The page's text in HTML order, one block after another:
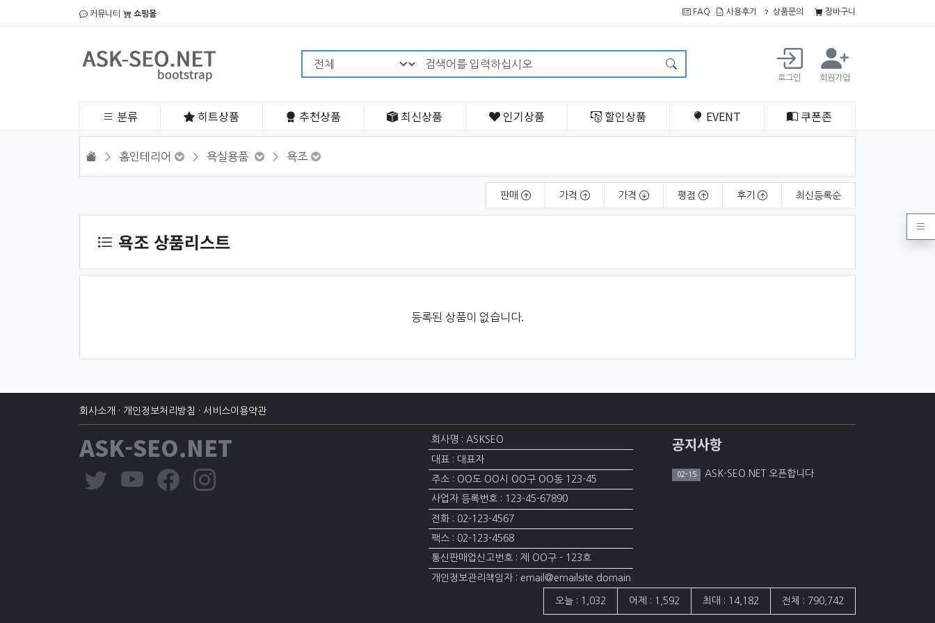
커뮤니티 쇼핑몰 FAQ 사용후기 상품문의 장바구니
검색어 필수
로그인 회원가입
분류 히트상품 추천상품 최신상품 인기상품 할인상품 EVENT 쿠폰존
HOME 홈인테리어 욕실용품 욕조
판매 가격 가격 평점 후기 최신등록순
욕조 상품리스트
등록된 상품이 없습니다.
회사소개 · 개인정보처리방침 · 서비스이용약관
ASK-SEO.NET 회사명 : ASKSEO
대표 : 대표자
주소 : OO도 OO시 OO구 OO동 123-45
사업자 등록번호 : 123-45-67890
전화 : 02-123-4567
팩스 : 02-123-4568
통신판매업신고번호 : 제 OO구 - 123호
개인정보관리책임자 : email@emailsite.domain
공지사항
02-15 ASK-SEO.NET 오픈합니다.
접속자집계
오늘 : 1,032 어제 : 1,592 최대 : 14,182 전체 : 790,742